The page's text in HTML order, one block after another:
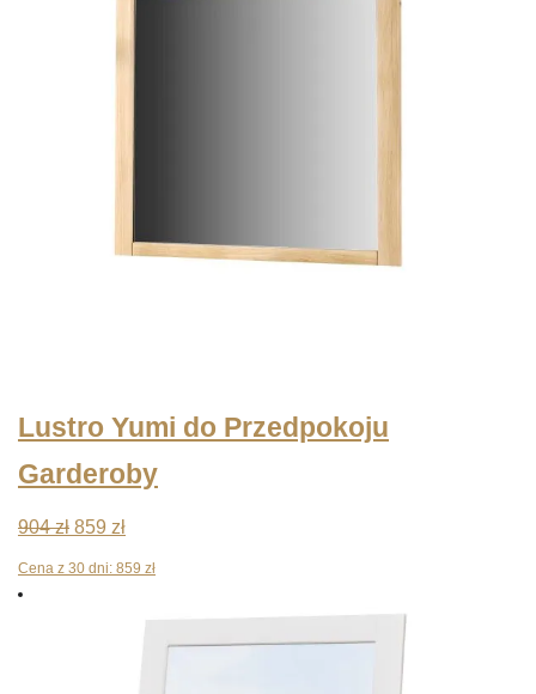
Lustro Yumi do Przedpokoju
Garderoby
904zł Pierwotna
cena
859 złAktualna
cena
Cena z 30 dni: 859 zł